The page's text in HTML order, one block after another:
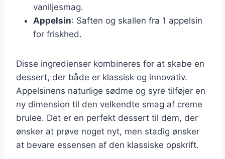
vaniljesmag.
Appelsin: Saften og skallen fra 1 appelsin
for friskhed.
Disse ingredienser kombineres for at skabe en
dessert, der både er klassisk og innovativ.
Appelsinens naturlige sødme og syre tilføjer en
ny dimension til den velkendte smag af creme
brulee. Det er en perfekt dessert til dem, der
ønsker at prøve noget nyt, men stadig ønsker
at bevare essensen af den klassiske opskrift.